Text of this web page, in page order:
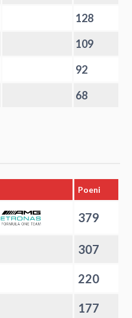
128
109
92
68
Poeni
379
307
220
177